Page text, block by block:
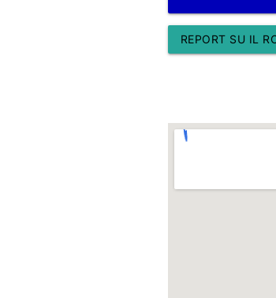
REPORT SU IL